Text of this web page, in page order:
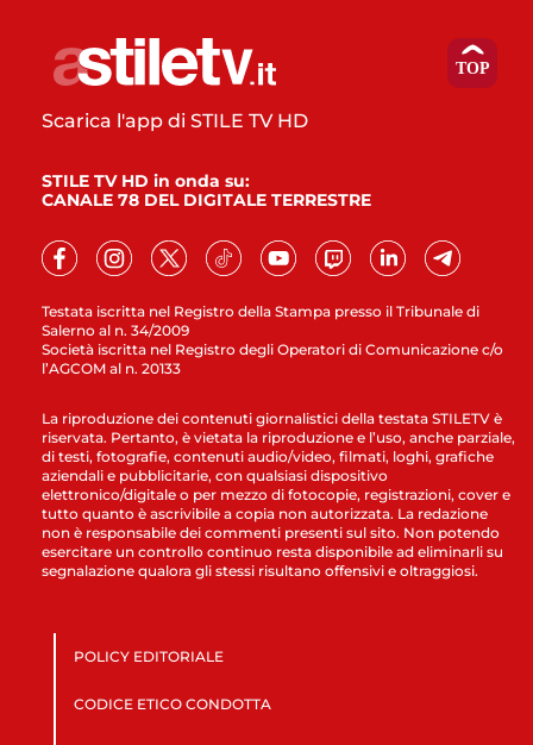
Testata iscritta nel Registro della Stampa presso il Tribunale di
Salerno al n. 34/2009
Società iscritta nel Registro degli Operatori di Comunicazione c/o
l’AGCOM al n. 20133
Scarica l'app di STILE TV HD
STILE TV HD in onda su:
CANALE 78 DEL DIGITALE TERRESTRE
La riproduzione dei contenuti giornalistici della testata STILETV è
riservata. Pertanto, è vietata la riproduzione e l’uso, anche parziale,
di testi, fotografie, contenuti audio/video, filmati, loghi, grafiche
aziendali e pubblicitarie, con qualsiasi dispositivo
elettronico/digitale o per mezzo di fotocopie, registrazioni, cover e
tutto quanto è ascrivibile a copia non autorizzata. La redazione
non è responsabile dei commenti presenti sul sito. Non potendo
esercitare un controllo continuo resta disponibile ad eliminarli su
segnalazione qualora gli stessi risultano offensivi e oltraggiosi.
POLICY EDITORIALE
CODICE ETICO CONDOTTA